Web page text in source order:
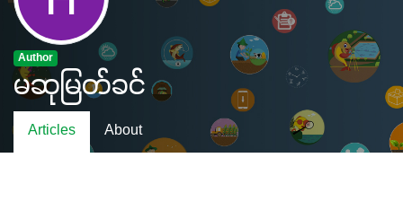
Author
မဆုမြတ်ခင်
Articles About